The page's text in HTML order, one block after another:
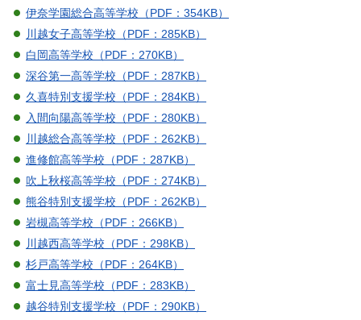
伊奈学園総合高等学校（PDF：354KB）
川越女子高等学校（PDF：285KB）
白岡高等学校（PDF：270KB）
深谷第一高等学校（PDF：287KB）
久喜特別支援学校（PDF：284KB）
入間向陽高等学校（PDF：280KB）
川越総合高等学校（PDF：262KB）
進修館高等学校（PDF：287KB）
吹上秋桜高等学校（PDF：274KB）
熊谷特別支援学校（PDF：262KB）
岩槻高等学校（PDF：266KB）
川越西高等学校（PDF：298KB）
杉戸高等学校（PDF：264KB）
富士見高等学校（PDF：283KB）
越谷特別支援学校（PDF：290KB）